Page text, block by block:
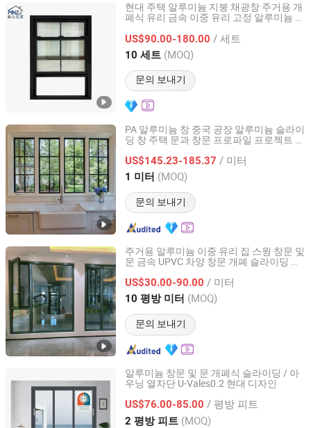
현대 주택 알루미늄 지붕 채광창 주거용 개
폐식 유리 금속 이중 유리 고정 알루미늄 시
라이딩 창문
US$90.00-180.00 / 세트
10 세트 (MOQ)
문의 보내기
Minghe Zhujia (Huizhou) Home Building Materials Co.,
Guangdong, China
PA 알루미늄 창 중국 공장 알루미늄 슬라이
딩 창 주택 문과 창문 프로파일 프로젝트 알
US$145.23-185.37 / 미터
1 미터 (MOQ)
문의 보내기
Guangdong Baishan Furniture Co., Ltd.
Guangdong, China 이후 2018
주거용 알루미늄 이중 유리 집 스윙 창문 및
문 금속 UPVC 차양 창문 개폐 슬라이딩 유
US$30.00-90.00 / 미터
10 평방 미터 (MOQ)
문의 보내기
QINGDAO ROCKY GROUP CO., LTD
Shandong, China 이후 2021
알루미늄 창문 및 문 개폐식 슬라이딩 / 아
우닝 열차단 U-Vales0.2 현대 디자인
US$76.00-85.00 / 평방 피트
2 평방 피트 (MOQ)
Yuxinyuntong(Tianjin) Technology Co., Ltd
Tianjin, China 이후 2024